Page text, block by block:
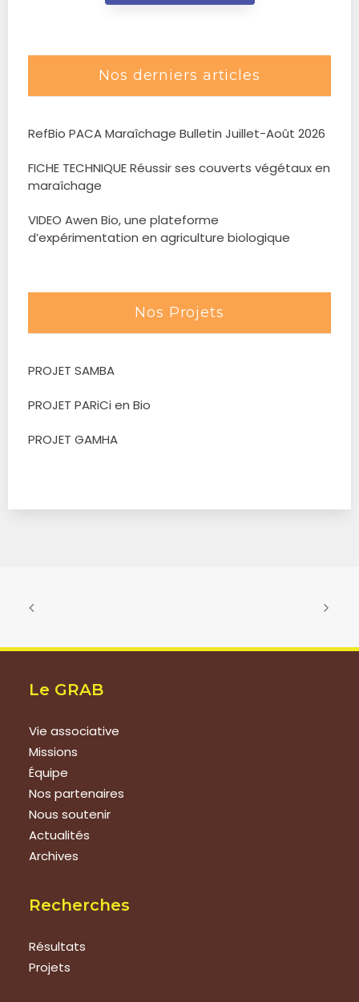
Nos derniers articles
RefBio PACA Maraîchage Bulletin Juillet-Août 2026
FICHE TECHNIQUE Réussir ses couverts végétaux en
maraîchage
VIDEO Awen Bio, une plateforme
d’expérimentation en agriculture biologique
Nos Projets
PROJET SAMBA
PROJET PARiCi en Bio
PROJET GAMHA
Le GRAB
Vie associative
Missions
Équipe
Nos partenaires
Nous soutenir
Actualités
Archives
Recherches
Résultats
Projets